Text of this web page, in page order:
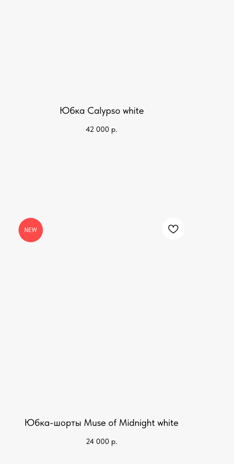
Юбка Calypso white
42 000 р.
NEW
Юбка-шорты Muse of Midnight white
24 000 р.